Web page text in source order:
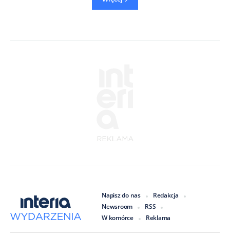
Napisz do nas
Redakcja
Newsroom
RSS
W komórce
Reklama